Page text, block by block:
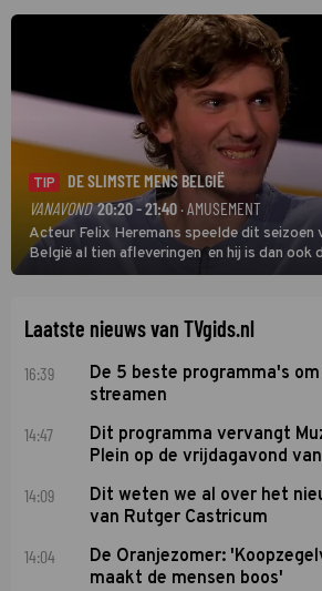
oefenmeester is Johan Plat en hij wil
TIP
DE SLIMSTE MENS BELGIË
VANAVOND 20:20 - 21:40· AMUSEMENT
Acteur Felix Heremans speelde dit seizoen
België al tien afleveringen en hij is dan ook
deze seizoensfinale. En er is Nederlandse
Laatste nieuws van TVgids.nl
16:39
De 5 beste programma's
streamen
14:47
Dit programma vervangt
Plein op de vrijdagavond van
14:09
Dit weten we al over het
van Rutger Castricum
14:04
De Oranjezomer:
maakt de mensen boos'